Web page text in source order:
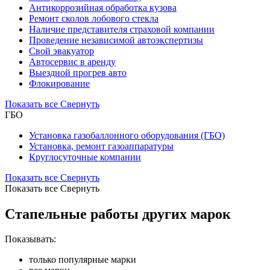
Антикоррозийная обработка кузова
Ремонт сколов лобового стекла
Наличие представителя страховой компании
Проведение независимой автоэкспертизы
Свой эвакуатор
Автосервис в аренду
Выездной прогрев авто
Флокирование
Показать все Свернуть
ГБО
Установка газобаллонного оборудования (ГБО)
Установка, ремонт газоаппаратуры
Круглосуточные компании
Показать все Свернуть
Показать все Свернуть
Стапельные работы других марок
Показывать:
только популярные марки